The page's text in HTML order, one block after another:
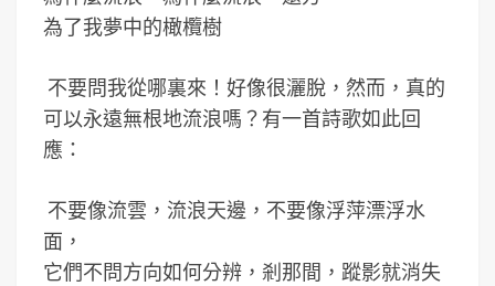
為了我夢中的橄欖樹
不要問我從哪裏來！好像很灑脫，然而，真的
可以永遠無根地流浪嗎？有一首詩歌如此回
應：
不要像流雲，流浪天邊，不要像浮萍漂浮水
面，
它們不問方向如何分辨，剎那間，蹤影就消失